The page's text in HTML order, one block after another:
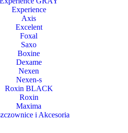
Experience
Axis
Excelent
Foxal
Saxo
Boxine
Dexame
Nexen
Nexen-s
Roxin BLACK
Roxin
Maxima
i Akcesoria